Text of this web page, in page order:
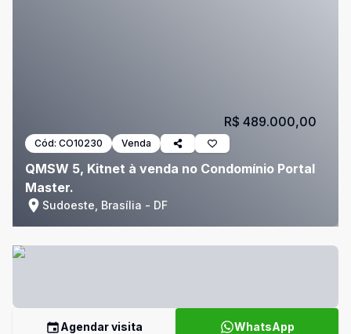
Cód: CO10230 Venda
QMSW 5, Kitnet à venda no Condomínio Portal
Master.
Sudoeste, Brasília - DF
R$ 489.000,00
Agendar visita WhatsApp